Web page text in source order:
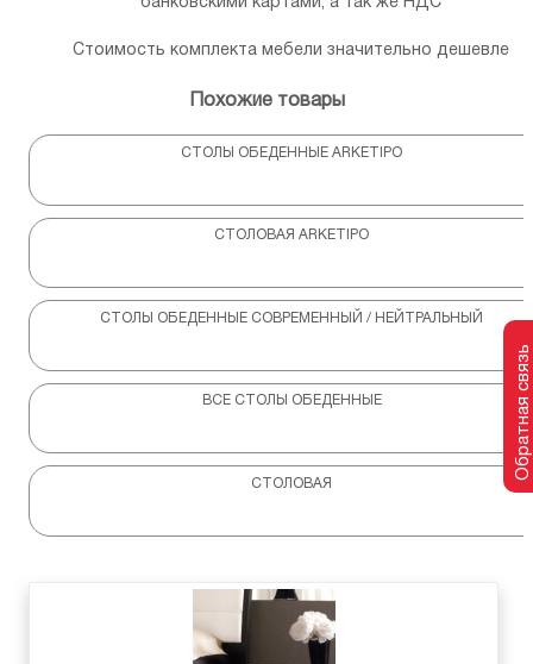
Стоимость комплекта мебели значительно дешевле
Похожие товары
СТОЛЫ ОБЕДЕННЫЕ ARKETIPO
СТОЛОВАЯ ARKETIPO
СТОЛЫ ОБЕДЕННЫЕ СОВРЕМЕННЫЙ / НЕЙТРАЛЬНЫЙ
ВСЕ СТОЛЫ ОБЕДЕННЫЕ
СТОЛОВАЯ
Обратная связь